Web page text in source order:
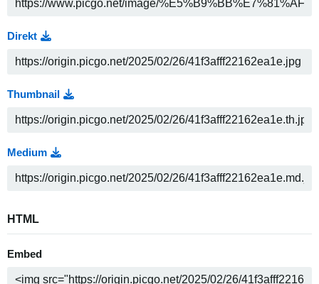
Direkt
Thumbnail
Medium
HTML
Embed